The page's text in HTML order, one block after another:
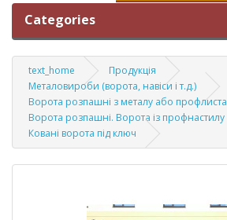
Categories
text_home
Продукція
Металовироби (ворота, навіси і т.д.)
Ворота розпашні з металу або профлиста
Ворота розпашні. Ворота із профнастилу
Ковані ворота під ключ